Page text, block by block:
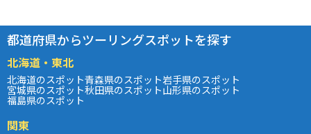
都道府県からツーリングスポットを探す
北海道・東北
北海道のスポット青森県のスポット岩手県のスポット
宮城県のスポット秋田県のスポット山形県のスポット
福島県のスポット
関東